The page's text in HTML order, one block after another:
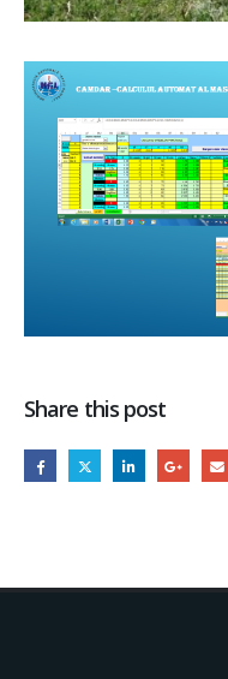
Share this post